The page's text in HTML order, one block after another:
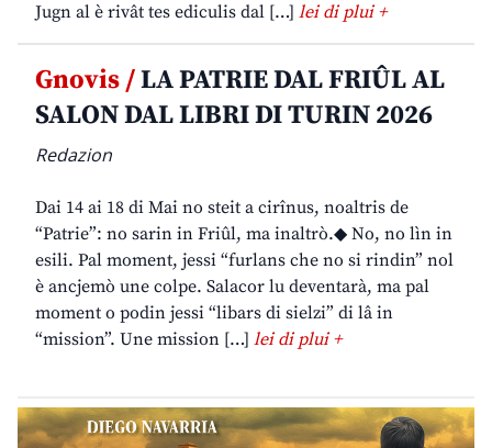
Jugn al è rivât tes ediculis dal […] lei di plui +
Gnovis /LA PATRIE DAL FRIÛL AL
SALON DAL LIBRI DI TURIN 2026
Redazion
Dai 14 ai 18 di Mai no steit a cirînus, noaltris de
“Patrie”: no sarin in Friûl, ma inaltrò.◆ No, no lìn in
esili. Pal moment, jessi “furlans che no si rindin” nol
è ancjemò une colpe. Salacor lu deventarà, ma pal
moment o podin jessi “libars di sielzi” di lâ in
“mission”. Une mission […] lei di plui +